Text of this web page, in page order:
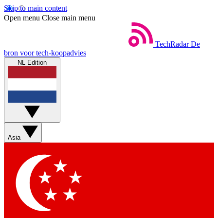
Skip to main content
Open menu Close main menu
TechRadar De
bron voor tech-koopadvies
NL Edition
Asia